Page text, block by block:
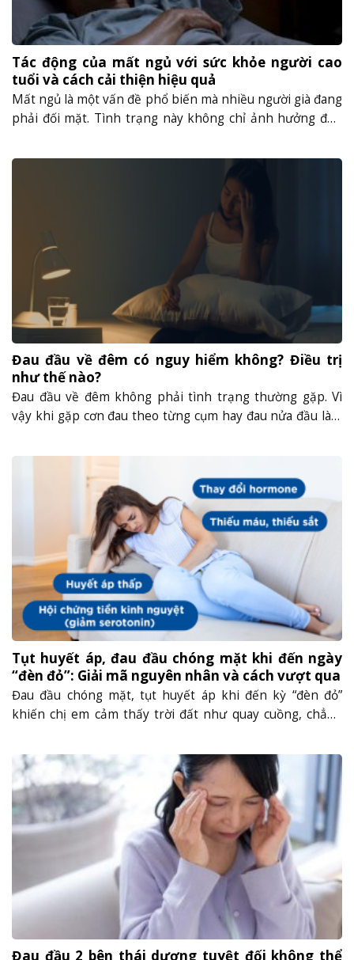
Tác động của mất ngủ với sức khỏe người cao
tuổi và cách cải thiện hiệu quả
Mất ngủ là một vấn đề phổ biến mà nhiều người già đang
phải đối mặt. Tình trạng này không chỉ ảnh hưởng đến
khỏe và chất lượng cuộc sống. Để hiểu rõ vấn đề này,
Đau đầu về đêm có nguy hiểm không? Điều trị
như thế nào?
Đau đầu về đêm không phải tình trạng thường gặp. Vì
vậy khi gặp cơn đau theo từng cụm hay đau nửa đầu làm
nguy hiểm của nó tới sức khỏe. Trong bài viết này, hãy
cùng tìm hiểu về chứng đau đầu......
Tụt huyết áp, đau đầu chóng mặt khi đến ngày
“đèn đỏ”: Giải mã nguyên nhân và cách vượt qua
Đau đầu chóng mặt, tụt huyết áp khi đến kỳ “đèn đỏ”
khiến chị em cảm thấy trời đất như quay cuồng, chẳng
đã từng phải ôm bụng quằn quại khi đến tháng, chỉ đi 3
mét từ nhà vệ sinh......
Đau đầu 2 bên thái dương tuyệt đối không thể